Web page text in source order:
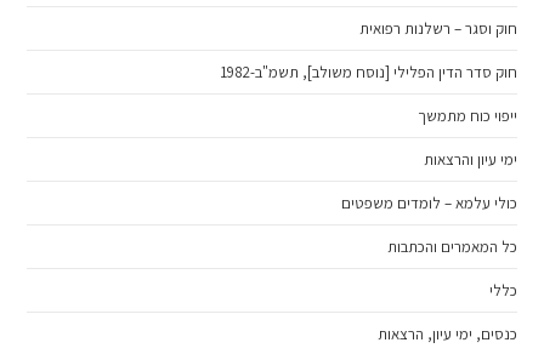
חוק וסגר – רשלנות רפואית
חוק סדר הדין הפלילי [נוסח משולב], תשמ"ב-1982
ייפוי כוח מתמשך
ימי עיון והרצאות
כולי עלמא – לומדים משפטים
כל המאמרים והכתבות
כללי
כנסים, ימי עיון, הרצאות